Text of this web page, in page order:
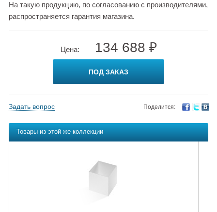
На такую продукцию, по согласованию с производителями,
распространяется гарантия магазина.
Цена: 134 688 ₽
ПОД ЗАКАЗ
Задать вопрос Поделится:
Товары из этой же коллекции